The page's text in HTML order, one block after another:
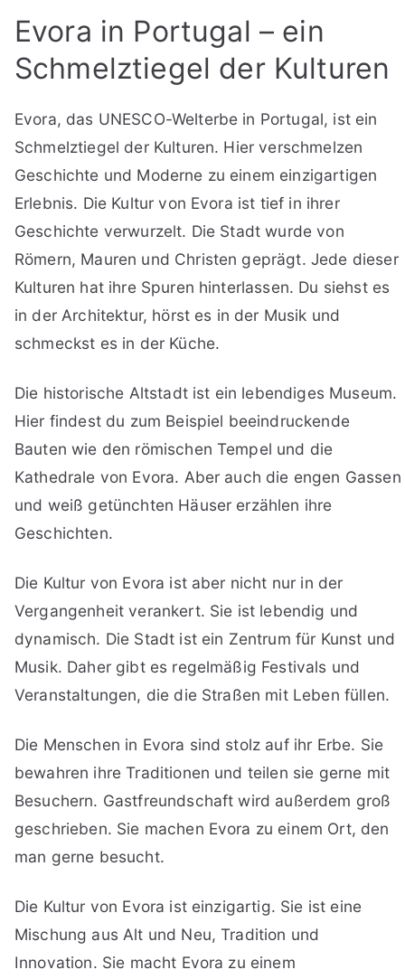
Evora in Portugal – ein
Schmelztiegel der Kulturen
Evora, das UNESCO-Welterbe in Portugal, ist ein
Schmelztiegel der Kulturen. Hier verschmelzen
Geschichte und Moderne zu einem einzigartigen
Erlebnis. Die Kultur von Evora ist tief in ihrer
Geschichte verwurzelt. Die Stadt wurde von
Römern, Mauren und Christen geprägt. Jede dieser
Kulturen hat ihre Spuren hinterlassen. Du siehst es
in der Architektur, hörst es in der Musik und
schmeckst es in der Küche.
Die historische Altstadt ist ein lebendiges Museum.
Hier findest du zum Beispiel beeindruckende
Bauten wie den römischen Tempel und die
Kathedrale von Evora. Aber auch die engen Gassen
und weiß getünchten Häuser erzählen ihre
Geschichten.
Die Kultur von Evora ist aber nicht nur in der
Vergangenheit verankert. Sie ist lebendig und
dynamisch. Die Stadt ist ein Zentrum für Kunst und
Musik. Daher gibt es regelmäßig Festivals und
Veranstaltungen, die die Straßen mit Leben füllen.
Die Menschen in Evora sind stolz auf ihr Erbe. Sie
bewahren ihre Traditionen und teilen sie gerne mit
Besuchern. Gastfreundschaft wird außerdem groß
geschrieben. Sie machen Evora zu einem Ort, den
man gerne besucht.
Die Kultur von Evora ist einzigartig. Sie ist eine
Mischung aus Alt und Neu, Tradition und
Innovation. Sie macht Evora zu einem